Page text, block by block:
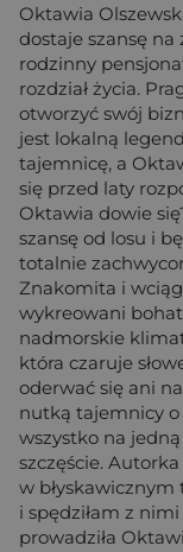
Oktawia
dostaje szansę na
rodzinny
rozdział życia.
otworzyć swój
jest lokalną
tajemnicę, a
się przed laty
Oktawia dowie
szansę od losu i
totalnie
Znakomita i
wykreowani
nadmorskie
która czaruje
oderwać się ani
nutką tajemnicy o
wszystko na
szczęście.
w
i spędziłam z
prowadziła